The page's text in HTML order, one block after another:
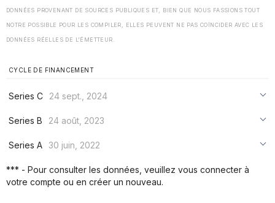
DONNÉES PROVENANT DE SOURCES PUBLIQUES ET, BIEN QUE NOUS FASSIONS TOUT
NOTRE POSSIBLE POUR LES COMPILER, ELLES PEUVENT NE PAS COÏNCIDER AVEC LES
DONNÉES RÉELLES DE L'ÉMETTEUR.
CYCLE DE FINANCEMENT
Series C
24 sept., 2024
***
Series B
24 août, 2023
***
Series A 30 juin, 2022
*** - Pour consulter les données, veuillez vous connecter à
votre compte ou en créer un nouveau.